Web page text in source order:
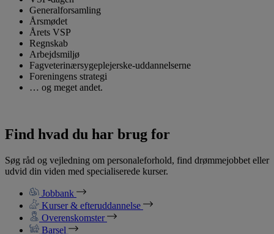
Generalforsamling
Årsmødet
Årets VSP
Regnskab
Arbejdsmiljø
Fagveterinærsygeplejerske‑uddannelserne
Foreningens strategi
… og meget andet.
Find hvad du har brug for
Søg råd og vejledning om personaleforhold, find drømmejobbet eller
udvid din viden med specialiserede kurser.
Jobbank
Kurser & efteruddannelse
Overenskomster
Barsel